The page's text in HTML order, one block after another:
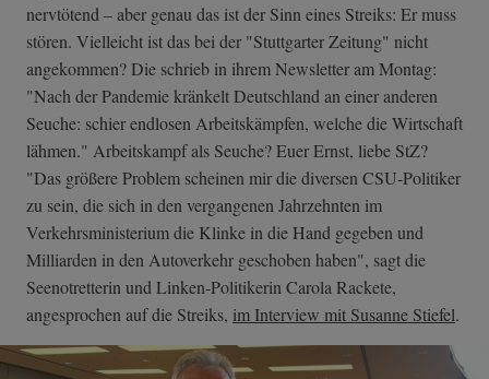
nervtötend – aber genau das ist der Sinn eines Streiks: Er muss
stören. Vielleicht ist das bei der "Stuttgarter Zeitung" nicht
angekommen? Die schrieb in ihrem Newsletter am Montag:
"Nach der Pandemie kränkelt Deutschland an einer anderen
Seuche: schier endlosen Arbeitskämpfen, welche die Wirtschaft
lähmen." Arbeitskampf als Seuche? Euer Ernst, liebe StZ?
"Das größere Problem scheinen mir die diversen CSU-Politiker
zu sein, die sich in den vergangenen Jahrzehnten im
Verkehrsministerium die Klinke in die Hand gegeben und
Milliarden in den Autoverkehr geschoben haben", sagt die
Seenotretterin und Linken-Politikerin Carola Rackete,
angesprochen auf die Streiks, im Interview mit Susanne Stiefel.